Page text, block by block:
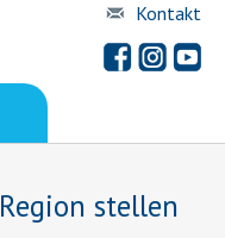
Kontakt
stellen